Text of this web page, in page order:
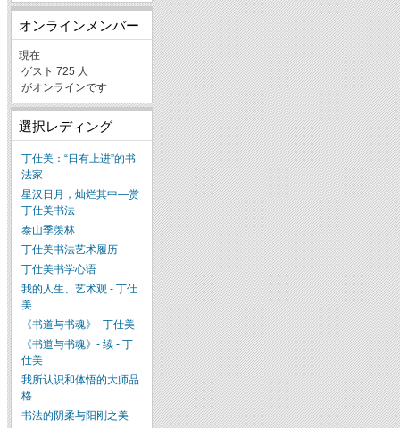
オンラインメンバー
現在
ゲスト 725 人
がオンラインです
選択レディング
丁仕美：“日有上进”的书
法家
星汉日月，灿烂其中—赏
丁仕美书法
泰山季羡林
丁仕美书法艺术履历
丁仕美书学心语
我的人生、艺术观 - 丁仕
美
《书道与书魂》- 丁仕美
《书道与书魂》- 续 - 丁
仕美
我所认识和体悟的大师品
格
书法的阴柔与阳刚之美